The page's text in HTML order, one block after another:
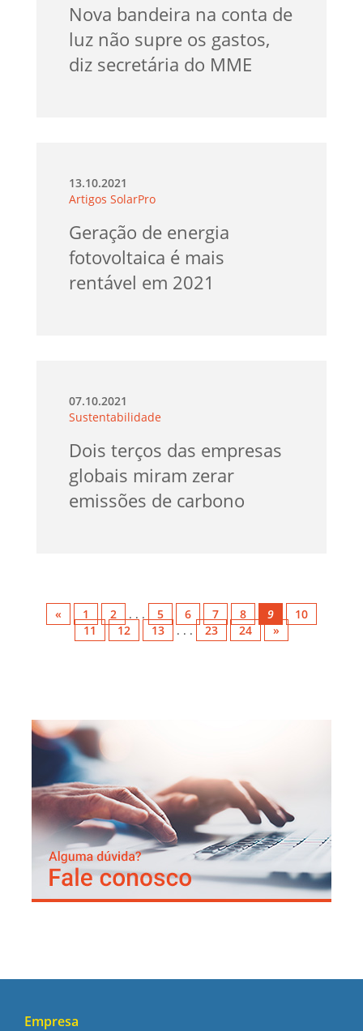
Nova bandeira na conta de
luz não supre os gastos,
diz secretária do MME
13.10.2021
Artigos SolarPro
Geração de energia
fotovoltaica é mais
rentável em 2021
07.10.2021
Sustentabilidade
Dois terços das empresas
globais miram zerar
emissões de carbono
« 1 2 . . . 5 6 7 8 9
10
11
12 13 . . . 23 24 »
Empresa